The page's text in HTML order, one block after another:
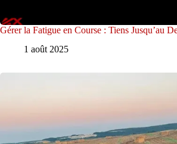
Gérer la Fatigue en Course : Tiens Jusqu’au
1 août 2025